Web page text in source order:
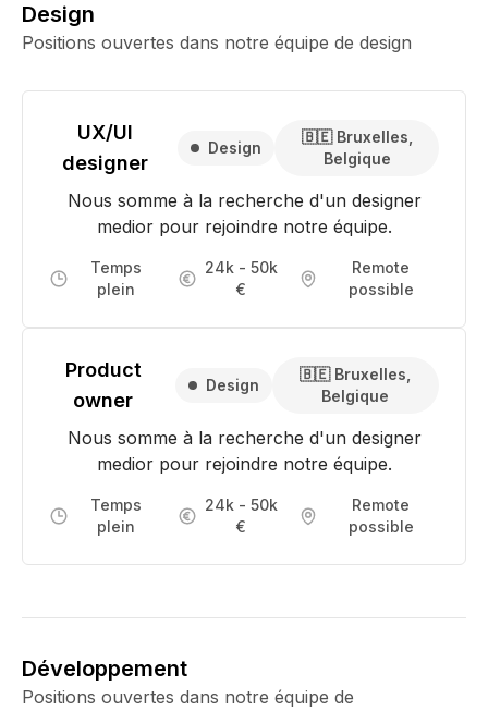
Design
Positions ouvertes dans notre équipe de design
UX/UI
designer
Design
🇧🇪 Bruxelles,
Belgique
Nous somme à la recherche d'un designer
medior pour rejoindre notre équipe.
Temps
plein
24k - 50k
€
Remote
possible
Product
owner
Design
🇧🇪 Bruxelles,
Belgique
Nous somme à la recherche d'un designer
medior pour rejoindre notre équipe.
Temps
plein
24k - 50k
€
Remote
possible
Développement
Positions ouvertes dans notre équipe de